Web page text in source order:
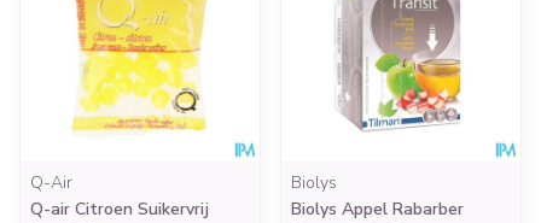
Q-Air
Q-air Citroen Suikervrij
Biolys
Biolys Appel Rabarber